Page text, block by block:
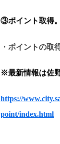
③ポイント取得。
・ポイントの取
※最新情報は佐
https://
point/index.html